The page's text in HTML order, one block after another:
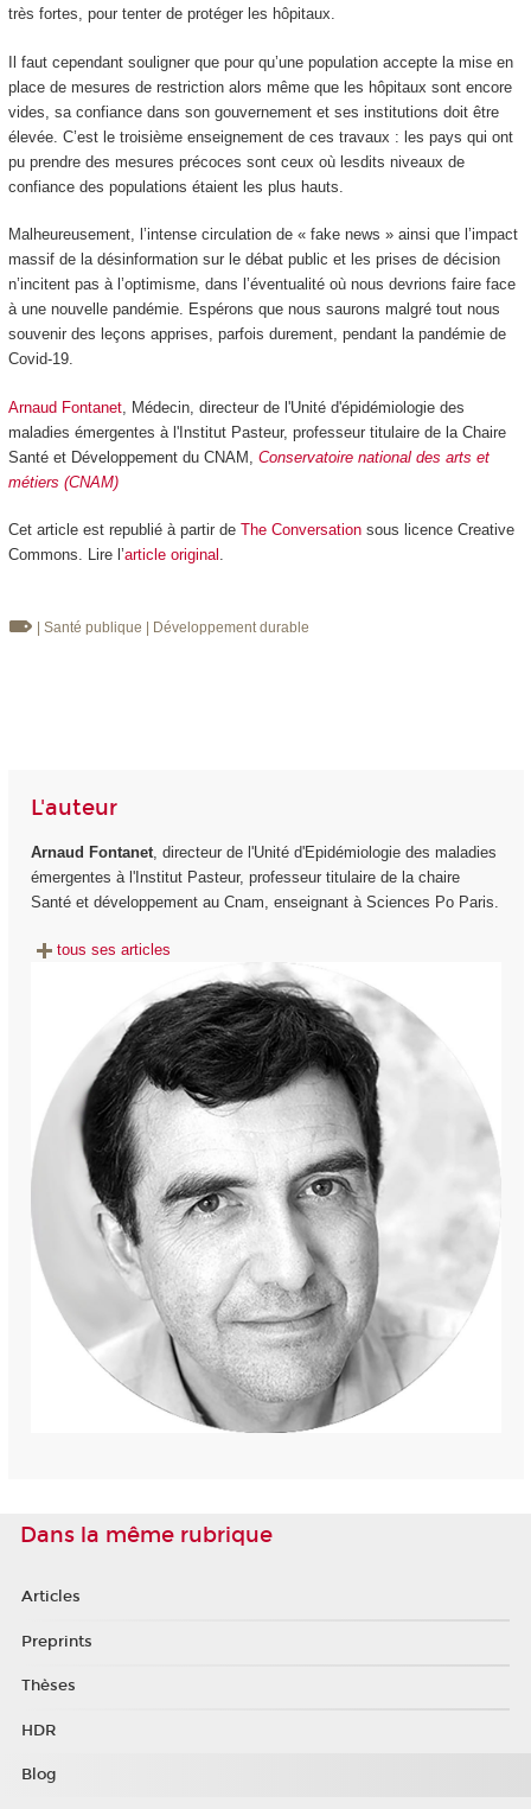
très fortes, pour tenter de protéger les hôpitaux.
Il faut cependant souligner que pour qu’une population accepte la mise en
place de mesures de restriction alors même que les hôpitaux sont encore
vides, sa confiance dans son gouvernement et ses institutions doit être
élevée. C’est le troisième enseignement de ces travaux : les pays qui ont
pu prendre des mesures précoces sont ceux où lesdits niveaux de
confiance des populations étaient les plus hauts.
Malheureusement, l’intense circulation de « fake news » ainsi que l’impact
massif de la désinformation sur le débat public et les prises de décision
n’incitent pas à l’optimisme, dans l’éventualité où nous devrions faire face
à une nouvelle pandémie. Espérons que nous saurons malgré tout nous
souvenir des leçons apprises, parfois durement, pendant la pandémie de
Covid-19.
Arnaud Fontanet, Médecin, directeur de l'Unité d'épidémiologie des
maladies émergentes à l'Institut Pasteur, professeur titulaire de la Chaire
Santé et Développement du CNAM, Conservatoire national des arts et
métiers (CNAM)
Cet article est republié à partir de The Conversationsous licence Creative
Commons. Lire l’article original .
| Santé publique | Développement durable
L'auteur
Arnaud Fontanet, directeur de l'Unité d'Epidémiologie des maladies
émergentes à l'Institut Pasteur, professeur titulaire de la chaire
Santé et développement au Cnam, enseignant à Sciences Po Paris.
tous ses articles
Dans la même rubrique
Articles
Preprints
Thèses
HDR
Blog